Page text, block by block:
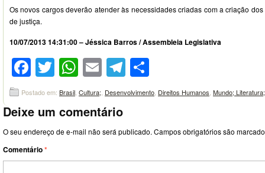
Os novos cargos deverão atender às necessidades criadas com a criação
de justiça.
10/07/2013 14:31:00 – Jéssica Barros / Assembleia Legislativa
Facebook
Twitter
WhatsApp
EmailTelegram
Postado em: Brasil Cultura; Desenvolvimento Direitos Humanos Mundo;
Deixe um comentário
O seu endereço de e-mail não será publicado. Campos obrigatórios são
Comentário*